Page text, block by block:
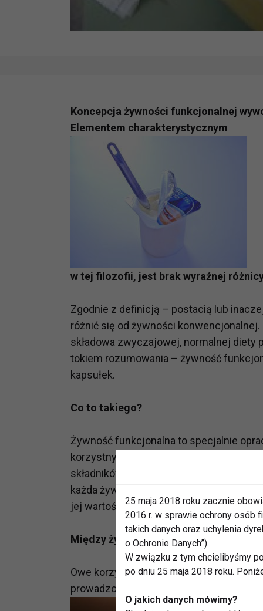
Koncepcja żywności funkcjonalnej
Elementem charakterystycznym
w tej filozofii, jest brak wyraźnej
Zgodnie z definicją – postacią lub
różnić się od żywności
składowa zwyczajowej, normalnej diety
tokiem rozumowania – żywność
kapsułek.
Co to takiego?
Żywność funkcjonalna to specjalnie
korzystny, udokumentowany wpływ na
składników odżywczych tradycyjnie
każda żywność wywierająca dodatkowy,
jej wartości odżywczej.
Między żywnością a lekarstwem
Owe korzystne oddziaływanie na
prowadzonymi na ludziach, którzy
25 maja 2018 roku zacznie
2016 r. w sprawie ochrony osób
takich danych oraz uchylenia
o Ochronie Danych”).
W związku z tym chcielibyśmy
po dniu 25 maja 2018 roku.
O jakich danych mówimy?